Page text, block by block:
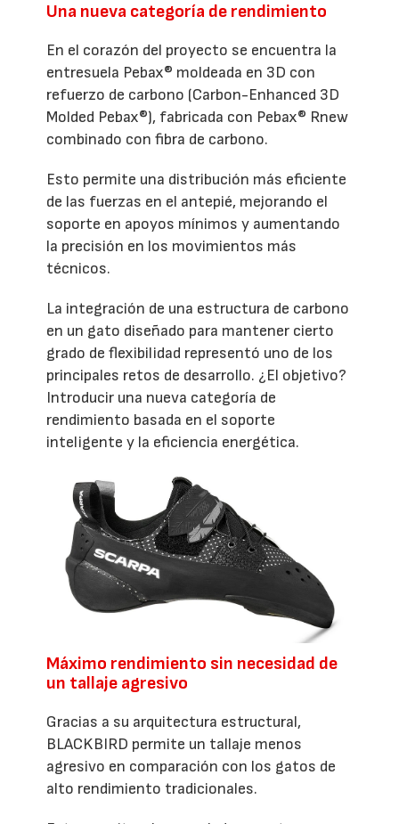
Una nueva categoría de rendimiento
En el corazón del proyecto se encuentra la
entresuela Pebax® moldeada en 3D con
refuerzo de carbono (Carbon-Enhanced 3D
Molded Pebax®), fabricada con Pebax® Rnew
combinado con fibra de carbono.
Esto permite una distribución más eficiente
de las fuerzas en el antepié, mejorando el
soporte en apoyos mínimos y aumentando
la precisión en los movimientos más
técnicos.
La integración de una estructura de carbono
en un gato diseñado para mantener cierto
grado de flexibilidad representó uno de los
principales retos de desarrollo. ¿El objetivo?
Introducir una nueva categoría de
rendimiento basada en el soporte
inteligente y la eficiencia energética.
Máximo rendimiento sin necesidad de
un tallaje agresivo
Gracias a su arquitectura estructural,
BLACKBIRD permite un tallaje menos
agresivo en comparación con los gatos de
alto rendimiento tradicionales.